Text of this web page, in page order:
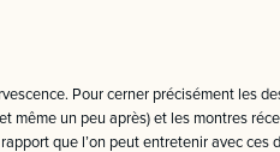
Pour cerner précisément les
un peu après) et les montres
que l’on peut entretenir avec ces